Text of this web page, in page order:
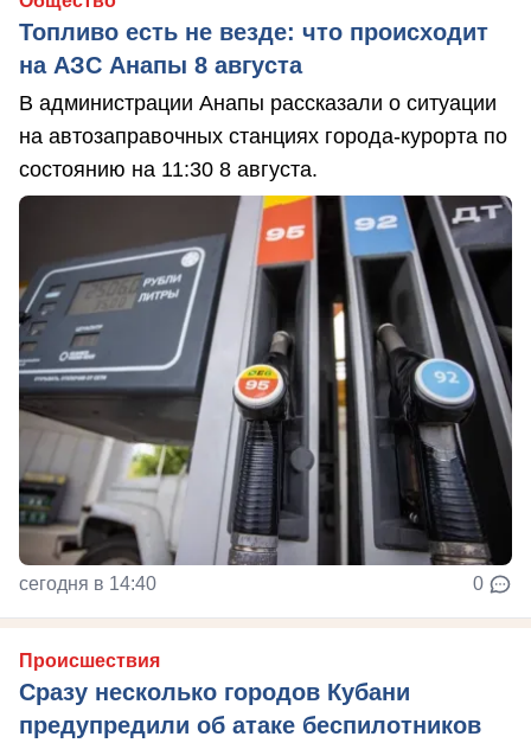
Топливо есть не везде: что происходит
на АЗС Анапы 8 августа
В администрации Анапы рассказали о ситуации
на автозаправочных станциях города-курорта по
состоянию на 11:30 8 августа.
сегодня в 14:40 0
Происшествия
Сразу несколько городов Кубани
предупредили об атаке беспилотников